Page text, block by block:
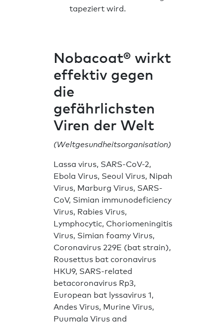
tapeziert wird.
Nobacoat® wirkt
effektiv gegen
die
gefährlichsten
Viren der Welt
(Weltgesundheitsorganisation)
Lassa virus, SARS-CoV-2,
Ebola Virus, Seoul Virus, Nipah
Virus, Marburg Virus, SARS-
CoV, Simian immunodeficiency
Virus, Rabies Virus,
Lymphocytic, Choriomeningitis
Virus, Simian foamy Virus,
Coronavirus 229E (bat strain),
Rousettus bat coronavirus
HKU9, SARS-related
betacoronavirus Rp3,
European bat lyssavirus 1,
Andes Virus, Murine Virus,
Puumala Virus and